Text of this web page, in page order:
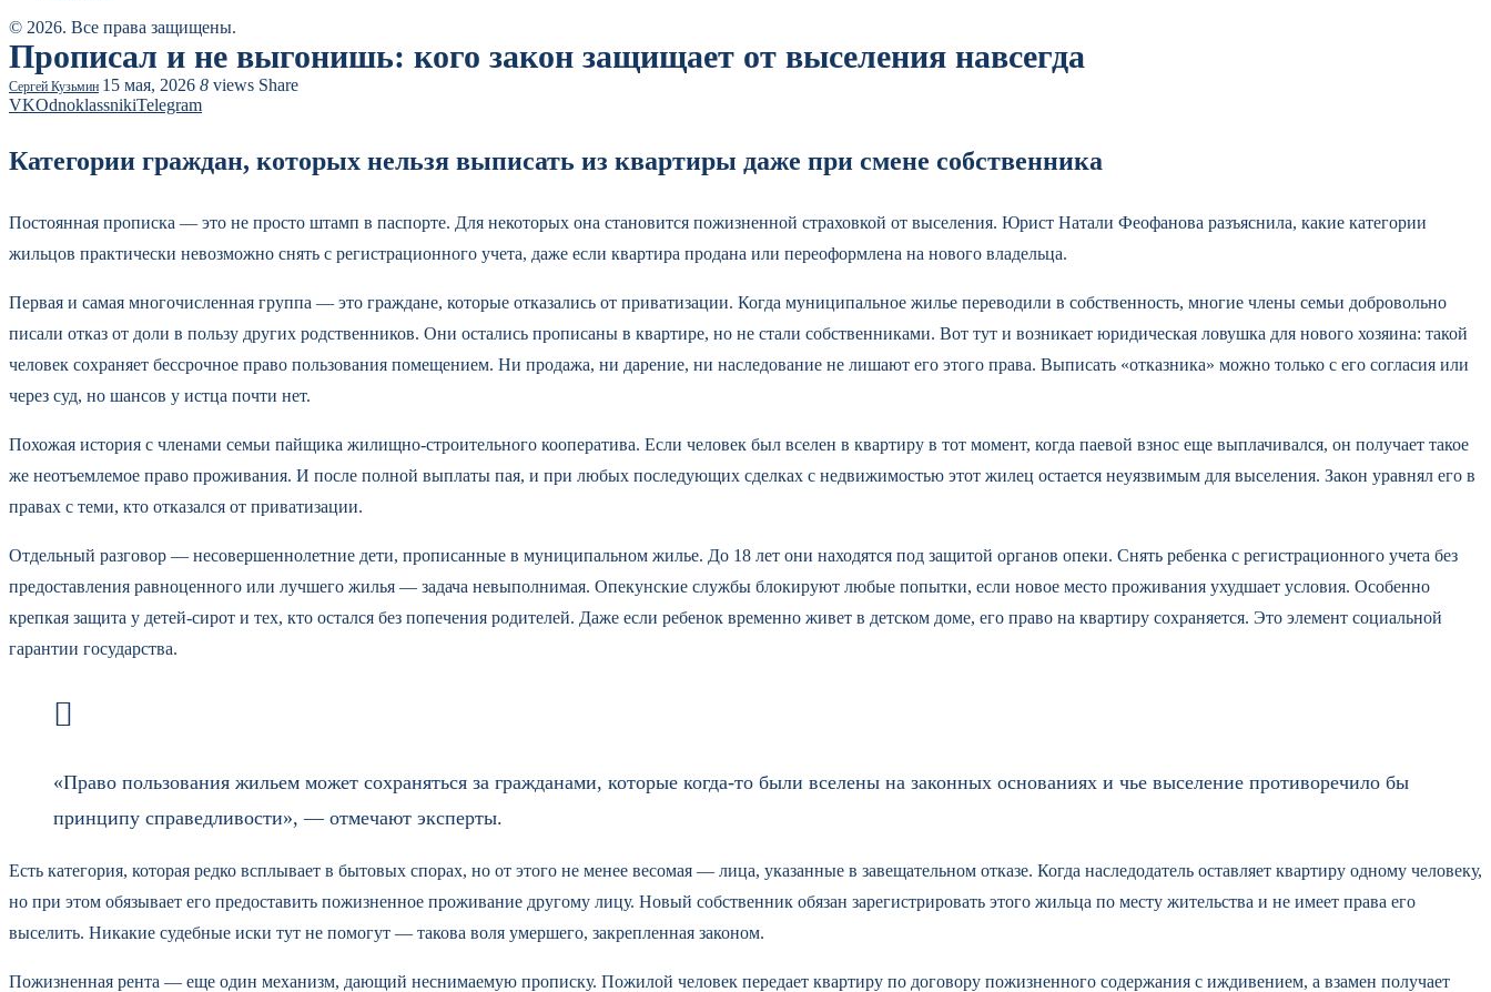
© 2026. Все права защищены.
Прописал и не выгонишь: кого закон защищает от выселения навсегда
Сергей Кузьмин 15 мая, 2026 8 views Share
VKOdnoklassnikiTelegram
Категории граждан, которых нельзя выписать из квартиры даже при смене собственника
Постоянная прописка — это не просто штамп в паспорте. Для некоторых она становится пожизненной страховкой от выселения. Юрист Натали Феофанова разъяснила, какие категории
жильцов практически невозможно снять с регистрационного учета, даже если квартира продана или переоформлена на нового владельца.
Первая и самая многочисленная группа — это граждане, которые отказались от приватизации. Когда муниципальное жилье переводили в собственность, многие члены семьи добровольно
писали отказ от доли в пользу других родственников. Они остались прописаны в квартире, но не стали собственниками. Вот тут и возникает юридическая ловушка для нового хозяина: такой
человек сохраняет бессрочное право пользования помещением. Ни продажа, ни дарение, ни наследование не лишают его этого права. Выписать «отказника» можно только с его согласия или
через суд, но шансов у истца почти нет.
Похожая история с членами семьи пайщика жилищно-строительного кооператива. Если человек был вселен в квартиру в тот момент, когда паевой взнос еще выплачивался, он получает такое
же неотъемлемое право проживания. И после полной выплаты пая, и при любых последующих сделках с недвижимостью этот жилец остается неуязвимым для выселения. Закон уравнял его в
правах с теми, кто отказался от приватизации.
Отдельный разговор — несовершеннолетние дети, прописанные в муниципальном жилье. До 18 лет они находятся под защитой органов опеки. Снять ребенка с регистрационного учета без
предоставления равноценного или лучшего жилья — задача невыполнимая. Опекунские службы блокируют любые попытки, если новое место проживания ухудшает условия. Особенно
крепкая защита у детей-сирот и тех, кто остался без попечения родителей. Даже если ребенок временно живет в детском доме, его право на квартиру сохраняется. Это элемент социальной
гарантии государства.
«Право пользования жильем может сохраняться за гражданами, которые когда-то были вселены на законных основаниях и чье выселение противоречило бы
принципу справедливости», — отмечают эксперты.
Есть категория, которая редко всплывает в бытовых спорах, но от этого не менее весомая — лица, указанные в завещательном отказе. Когда наследодатель оставляет квартиру одному человеку,
но при этом обязывает его предоставить пожизненное проживание другому лицу. Новый собственник обязан зарегистрировать этого жильца по месту жительства и не имеет права его
выселить. Никакие судебные иски тут не помогут — такова воля умершего, закрепленная законом.
Пожизненная рента — еще один механизм, дающий неснимаемую прописку. Пожилой человек передает квартиру по договору пожизненного содержания с иждивением, а взамен получает